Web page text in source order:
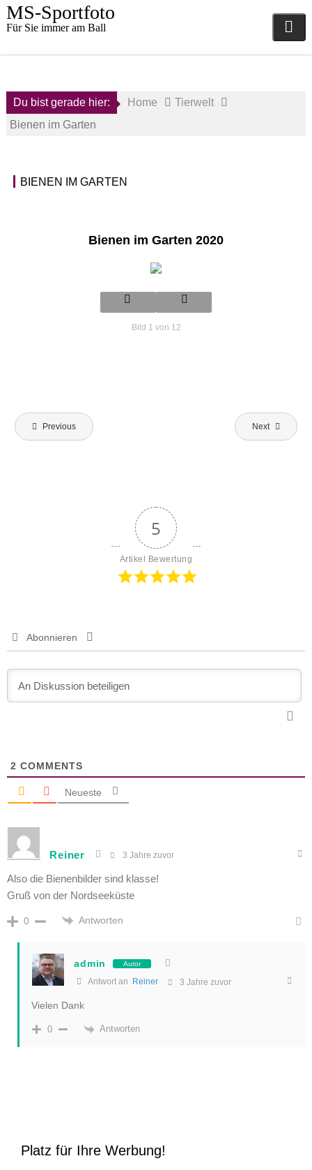
Skip
toMS-Sportfoto
Für Sie immer am Ball
Du bist gerade hier: Home
Tierwelt
Bienen im Garten
a
d
m
i
w
e
l
t
BIENEN IM GARTEN
Bienen im Garten 2020
Bild 1 von 12
Beitragsnavigation
Previous Next
5
Artikel Bewertung
Abonnieren
2 COMMENTS
Neueste
Reiner 3 Jahre zuvor
Also die Bienenbilder sind klasse!
Gruß von der Nordseeküste
0 Antworten
admin Autor
Antwort an Reiner 3 Jahre zuvor
Vielen Dank
0 Antworten
Platz für Ihre Werbung!